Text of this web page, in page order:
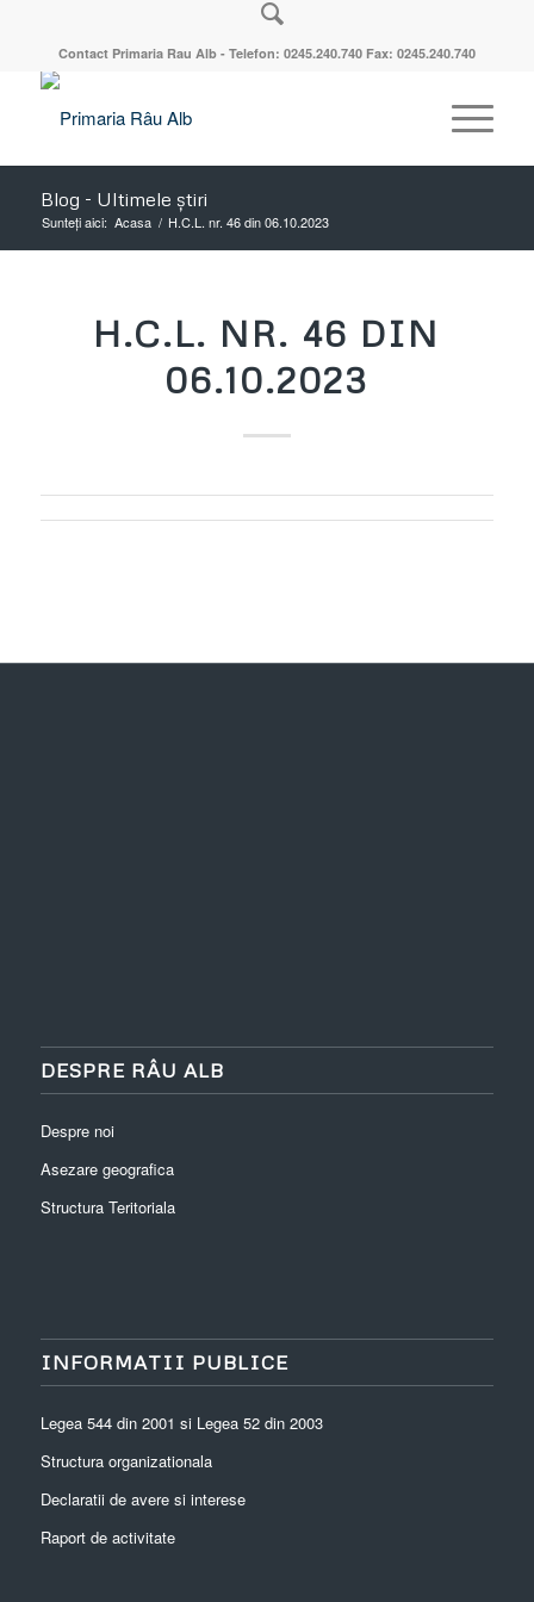
Contact Primaria Rau Alb - Telefon: 0245.240.740 Fax: 0245.240.740
Blog - Ultimele știri
Sunteți aici: Acasa / H.C.L. nr. 46 din 06.10.2023
H.C.L. NR. 46 DIN
06.10.2023
DESPRE RÂU ALB
Despre noi
Asezare geografica
Structura Teritoriala
INFORMATII PUBLICE
Legea 544 din 2001 si Legea 52 din 2003
Structura organizationala
Declaratii de avere si interese
Raport de activitate